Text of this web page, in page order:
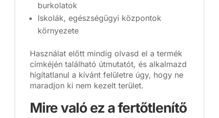
burkolatok
Iskolák, egészségügyi központok
környezete
Használat előtt mindig olvasd el a termék
címkéjén található útmutatót, és alkalmazd
hígítatlanul a kívánt felületre úgy, hogy ne
maradjon ki nem kezelt terület.
Mire való ez a fertőtlenítő